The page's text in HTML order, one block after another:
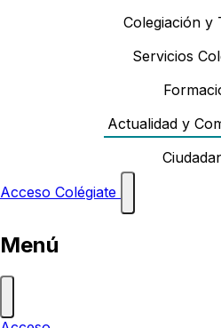
Colegiación y
Servicios
Actualidad y
Acceso Colégiate
Menú